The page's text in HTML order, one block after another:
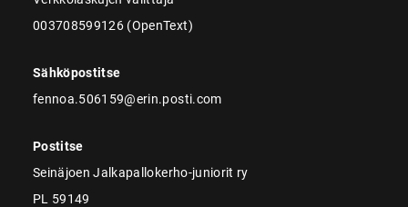
003708599126 (OpenText)
Sähköpostitse
fennoa.506159@erin.posti.com
Postitse
Seinäjoen Jalkapallokerho-juniorit ry
PL 59149